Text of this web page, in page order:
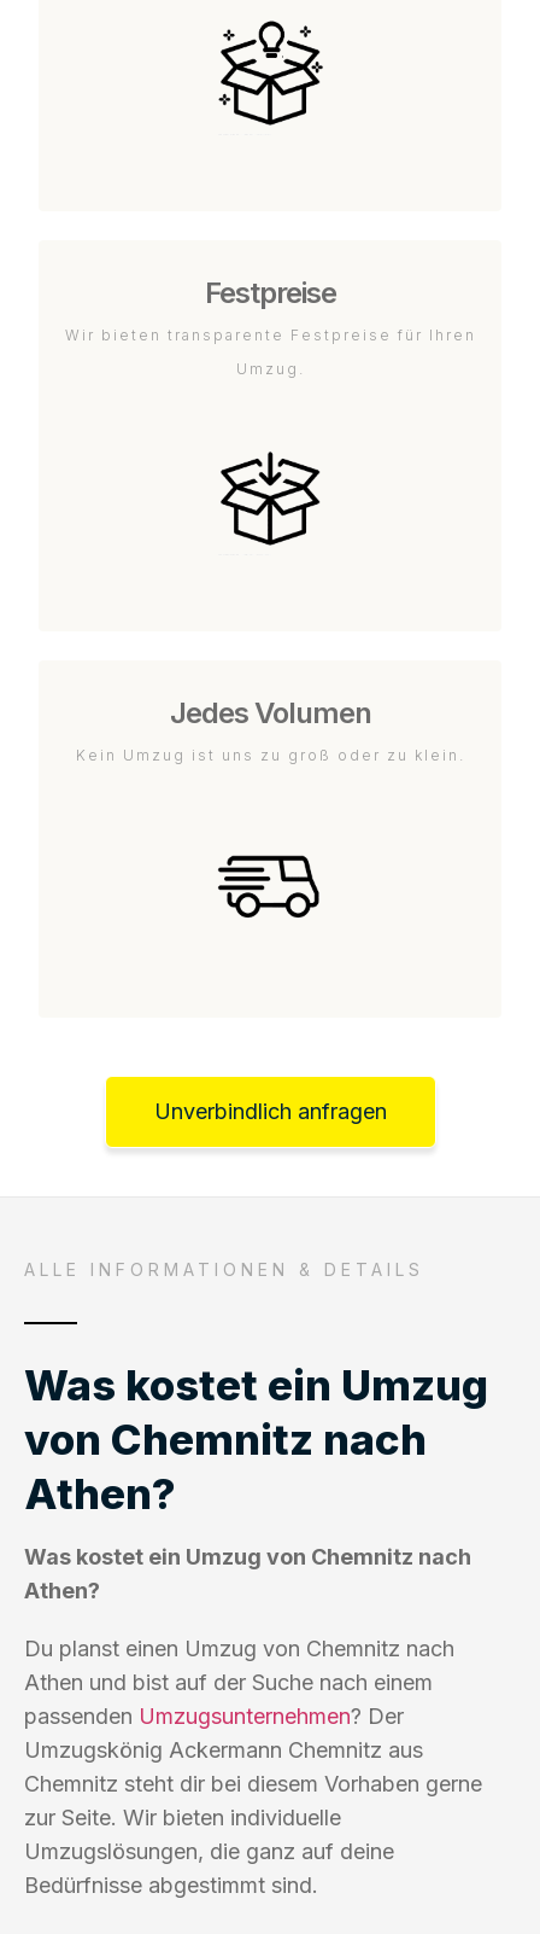
Festpreise
Wir bieten transparente Festpreise für Ihren
Umzug.
Jedes Volumen
Kein Umzug ist uns zu groß oder zu klein.
Unverbindlich anfragen
ALLE INFORMATIONEN & DETAILS
Was kostet ein Umzug
von Chemnitz nach
Athen?
Was kostet ein Umzug von Chemnitz nach
Athen?
Du planst einen Umzug von Chemnitz nach
Athen und bist auf der Suche nach einem
passenden Umzugsunternehmen? Der
Umzugskönig Ackermann Chemnitz aus
Chemnitz steht dir bei diesem Vorhaben gerne
zur Seite. Wir bieten individuelle
Umzugslösungen, die ganz auf deine
Bedürfnisse abgestimmt sind.